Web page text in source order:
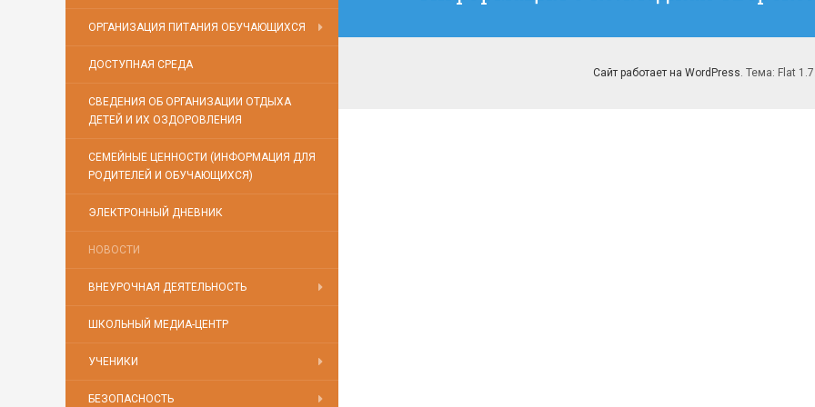
ОРГАНИЗАЦИЯ ПИТАНИЯ ОБУЧАЮЩИХСЯ
ДОСТУПНАЯ СРЕДА
СВЕДЕНИЯ ОБ ОРГАНИЗАЦИИ ОТДЫХА
ДЕТЕЙ И ИХ ОЗДОРОВЛЕНИЯ
СЕМЕЙНЫЕ ЦЕННОСТИ (ИНФОРМАЦИЯ ДЛЯ
РОДИТЕЛЕЙ И ОБУЧАЮЩИХСЯ)
ЭЛЕКТРОННЫЙ ДНЕВНИК
НОВОСТИ
ВНЕУРОЧНАЯ ДЕЯТЕЛЬНОСТЬ
ШКОЛЬНЫЙ МЕДИА-ЦЕНТР
УЧЕНИКИ
БЕЗОПАСНОСТЬ
запись:
Сайт работает на WordPress. Тема: Flat